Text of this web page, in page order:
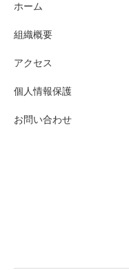
ホーム
組織概要
アクセス
個人情報保護
お問い合わせ